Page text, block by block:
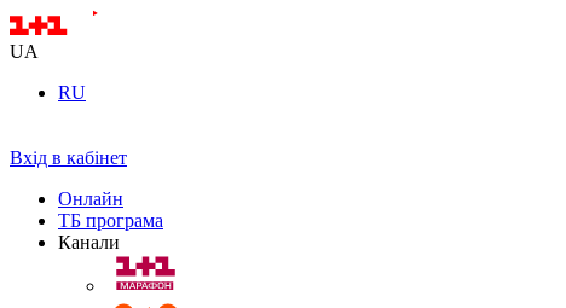
UA
RU
Вхід в кабінет
Онлайн
ТБ програма
Канали